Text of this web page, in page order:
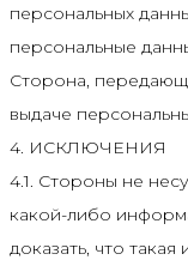
персональных
персональные
Сторона,
выдаче
4. ИСКЛЮЧЕНИЯ
4.1. Стороны не
какой-либо
доказать, что